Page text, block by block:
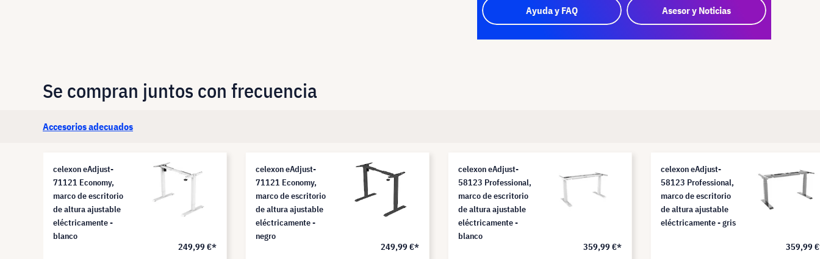
Ayuda y FAQ Asesor y Noticias
Se compran juntos con frecuencia
Accesorios adecuados
celexon eAdjust-
71121 Economy,
marco de escritorio
de altura ajustable
eléctricamente -
blanco
249,99 €*
celexon eAdjust-
71121 Economy,
marco de escritorio
de altura ajustable
eléctricamente -
negro
249,99 €*
celexon eAdjust-
58123 Professional,
marco de escritorio
de altura ajustable
eléctricamente -
blanco
359,99 €*
celexon eAdjust-
58123 Professional,
marco de escritorio
de altura ajustable
eléctricamente - gris
359,99